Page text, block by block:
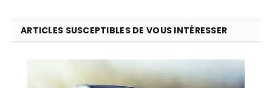
ARTICLES SUSCEPTIBLES DE VOUS INTÉRESSER